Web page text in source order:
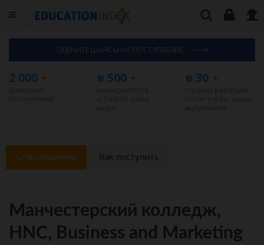
ОЦЕНИТЕ ШАНСЫ НА ПОСТУПЛЕНИЕ
2 000 + в 500 + в 30+
О программме Как поступить
Манчестерский колледж,
HNC, Business and Marketing